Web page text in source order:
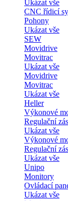
Ukázat vše
CNC řídicí
Pohony
Ukázat vše
SEW
Movidrive
Movitrac
Ukázat vše
Movidrive
Movitrac
Ukázat vše
Heller
Výkonové
Regulační
Ukázat vše
Výkonové
Regulační
Ukázat vše
Unipo
Monitory
Ovládací
Ukázat vše